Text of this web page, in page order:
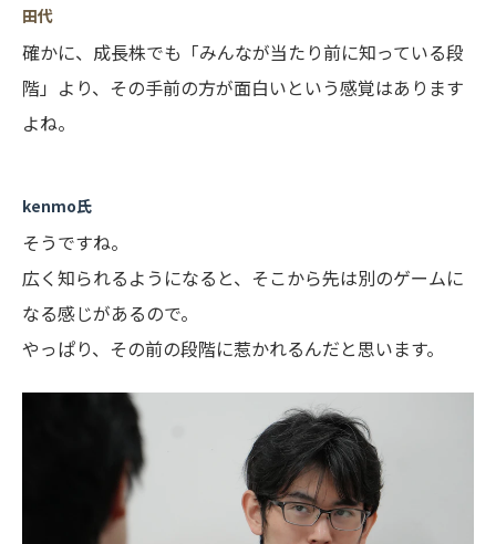
田代
確かに、成長株でも「みんなが当たり前に知っている段
階」より、その手前の方が面白いという感覚はあります
よね。
kenmo氏
そうですね。
広く知られるようになると、そこから先は別のゲームに
なる感じがあるので。
やっぱり、その前の段階に惹かれるんだと思います。